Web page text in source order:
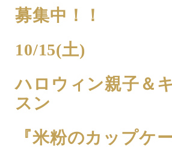
募集中！！
10/15(土)
ハロウィン親子＆
スン
『米粉のカップケー